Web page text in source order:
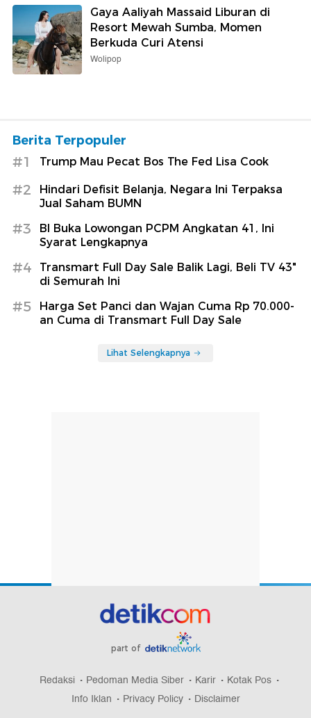
Gaya Aaliyah Massaid Liburan di
Resort Mewah Sumba, Momen
Berkuda Curi Atensi
Wolipop
Berita Terpopuler
#1 Trump Mau Pecat Bos The Fed Lisa Cook
#2
Hindari Defisit Belanja, Negara Ini Terpaksa
Jual Saham BUMN
#3
BI Buka Lowongan PCPM Angkatan 41, Ini
Syarat Lengkapnya
#4
Transmart Full Day Sale Balik Lagi, Beli TV 43"
di Semurah Ini
#5
Harga Set Panci dan Wajan Cuma Rp 70.000-
an Cuma di Transmart Full Day Sale
Lihat Selengkapnya
part of
Redaksi Pedoman Media Siber Karir
Kotak Pos
Info Iklan
Privacy Policy Disclaimer